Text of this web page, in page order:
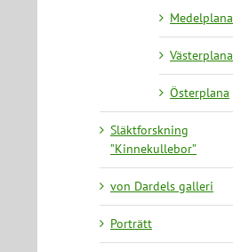
Medelplana
Västerplana
Österplana
Släktforskning
”Kinnekullebor”
von Dardels galleri
Porträtt